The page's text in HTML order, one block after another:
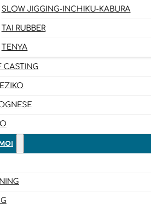
SLOW JIGGING-INCHIKU-KABURA
TAI RUBBER
TENYA
CASTING